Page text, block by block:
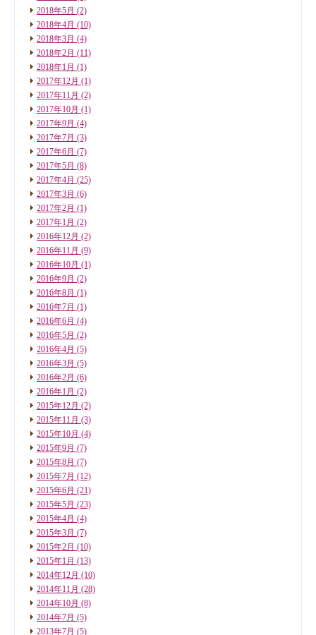
2018年5月 (2)
2018年4月 (10)
2018年3月 (4)
2018年2月 (11)
2018年1月 (1)
2017年12月 (1)
2017年11月 (2)
2017年10月 (1)
2017年9月 (4)
2017年7月 (3)
2017年6月 (7)
2017年5月 (8)
2017年4月 (25)
2017年3月 (6)
2017年2月 (1)
2017年1月 (2)
2016年12月 (2)
2016年11月 (9)
2016年10月 (1)
2016年9月 (2)
2016年8月 (1)
2016年7月 (1)
2016年6月 (4)
2016年5月 (2)
2016年4月 (5)
2016年3月 (5)
2016年2月 (6)
2016年1月 (2)
2015年12月 (2)
2015年11月 (3)
2015年10月 (4)
2015年9月 (7)
2015年8月 (7)
2015年7月 (12)
2015年6月 (21)
2015年5月 (23)
2015年4月 (4)
2015年3月 (7)
2015年2月 (10)
2015年1月 (13)
2014年12月 (10)
2014年11月 (28)
2014年10月 (8)
2014年7月 (5)
2013年7月 (5)